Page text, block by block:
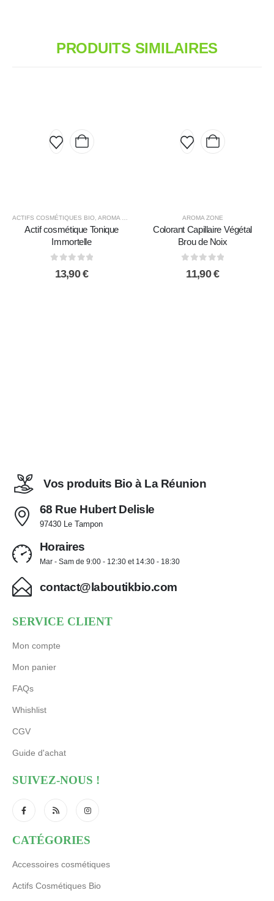
PRODUITS SIMILAIRES
ACTIFS COSMÉTIQUES BIO AROMA ZONE
Actif cosmétique Tonique
Immortelle
13,90€
AROMA ZONE
Colorant Capillaire Végétal
Brou de Noix
11,90€
Vos produits Bio à La Réunion
68 Rue Hubert Delisle
97430 Le Tampon
Horaires
Mar - Sam de 9:00 - 12:30 et 14:30 - 18:30
contact@laboutikbio.com
SERVICE CLIENT
Mon compte
Mon panier
FAQs
Whishlist
CGV
Guide d'achat
SUIVEZ-NOUS !
CATÉGORIES
Accessoires cosmétiques
Actifs Cosmétiques Bio